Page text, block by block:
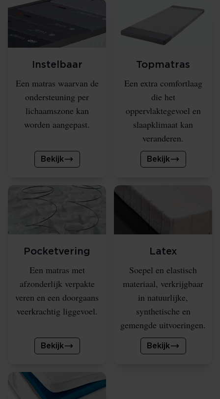
Instelbaar
Een matras waarvan de
ondersteuning per
lichaamszone kan
worden aangepast.
Bekijk
Topmatras
Een extra comfortlaag
die het
oppervlaktegevoel en
slaapklimaat kan
veranderen.
Bekijk
Pocketvering
Een matras met
afzonderlijk verpakte
veren en een doorgaans
veerkrachtig liggevoel.
Bekijk
Latex
Soepel en elastisch
materiaal, verkrijgbaar
in natuurlijke,
synthetische en
gemengde uitvoeringen.
Bekijk